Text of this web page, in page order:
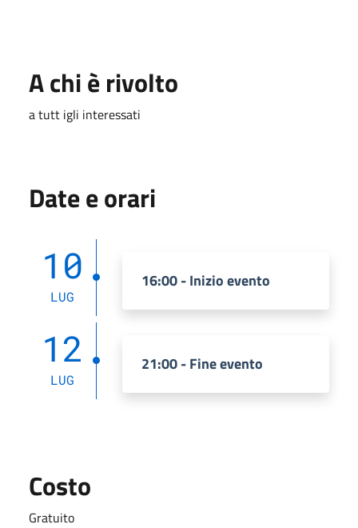
A chi è rivolto
a tutt igli interessati
Date e orari
10
LUG
16:00 - Inizio evento
12
LUG
21:00 - Fine evento
Costo
Gratuito